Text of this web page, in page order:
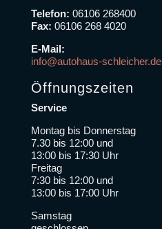
Telefon: 06106 268400
Fax: 06106 268 4020
E-Mail:
info@autohaus-schleicher.de
Öffnungszeiten
Service
Montag bis Donnerstag
7.30 bis 12:00 und
13:00 bis 17:30 Uhr
Freitag
7:30 bis 12:00 und
13:00 bis 17:00 Uhr
Samstag